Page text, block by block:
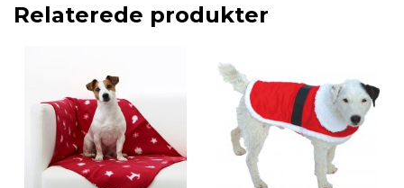
Relaterede produkter